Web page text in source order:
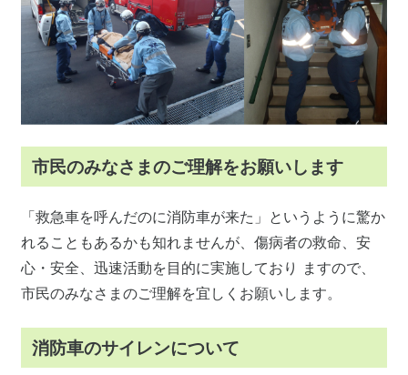
市民のみなさまのご理解をお願いします
「救急車を呼んだのに消防車が来た」というように驚か
れることもあるかも知れませんが、傷病者の救命、安
心・安全、迅速活動を目的に実施しており ますので、
市民のみなさまのご理解を宜しくお願いします。
消防車のサイレンについて